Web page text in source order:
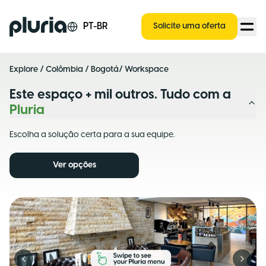
Logo Pluria PT-BR Solicite uma oferta
Explore / Colômbia / Bogotá/ Workspace
Este espaço + mil outros. Tudo com a
Pluria
Escolha a solução certa para a sua equipe.
Ver opções